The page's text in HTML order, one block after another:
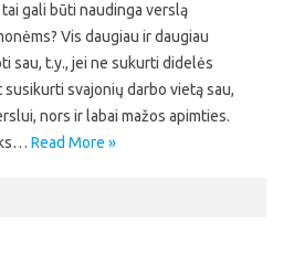
tai gali būti naudinga verslą
Vis daugiau ir daugiau
sau, t.y., jei ne sukurti didelės
svajonių darbo vietą sau,
nors ir labai mažos apimties.
Read More »